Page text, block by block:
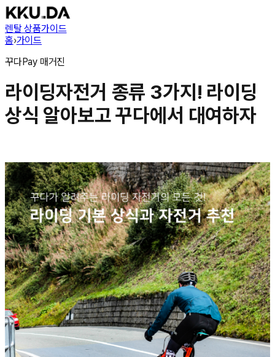
렌탈 상품가이드
홈›가이드
꾸다Pay 매거진
라이딩자전거 종류 3가지! 라이딩
상식 알아보고 꾸다에서 대여하자